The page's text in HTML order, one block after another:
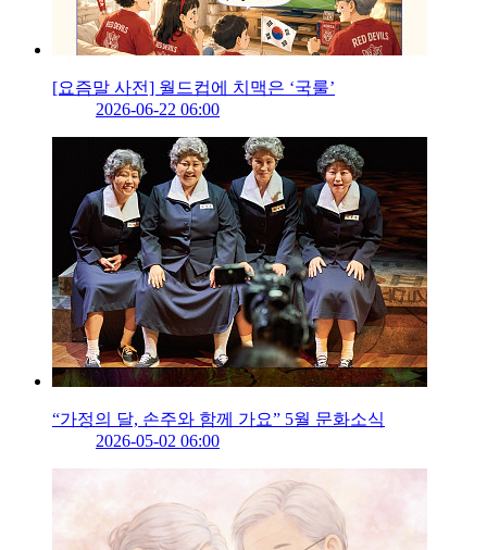
[요즘말 사전] 월드컵에 치맥은 ‘국룰’
2026-06-22 06:00
“가정의 달, 손주와 함께 가요” 5월 문화소식
2026-05-02 06:00